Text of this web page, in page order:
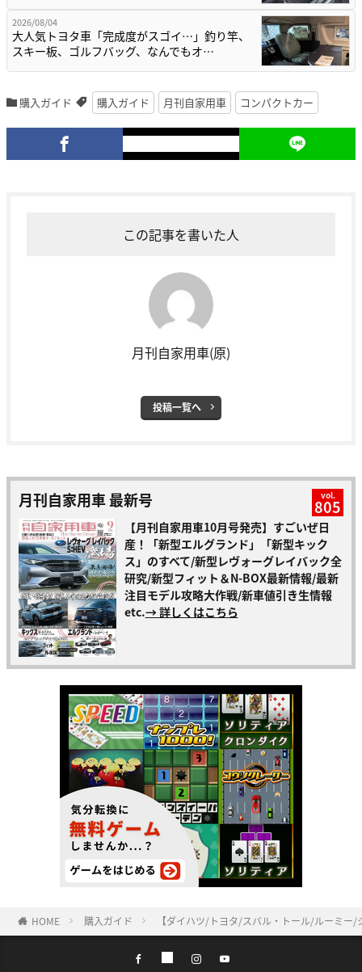
2026/08/04
大人気トヨタ車「完成度がスゴイ…」釣り竿、
スキー板、ゴルフバッグ、なんでもオ…
購入ガイド 購入ガイド 月刊自家用車 コンパクトカー
この記事を書いた人
月刊自家用車(原)
投稿一覧へ
月刊自家用車 最新号 vol.
805
【月刊自家用車10月号発売】すごいぜ日
産！「新型エルグランド」「新型キック
ス」のすべて/新型レヴォーグレイバック全
研究/新型フィット＆N-BOX最新情報/最新
注目モデル攻略大作戦/新車値引き生情報
etc.→ 詳しくはこちら
HOME 購入ガイド 【ダイハツ/トヨタ/スバル・トール/ルーミ